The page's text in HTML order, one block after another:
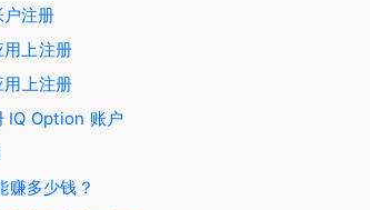
注册
上注册
上注册
IQ Option 账户
赚多少钱？